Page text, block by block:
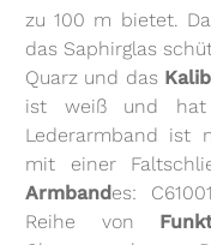
zu 100 m bietet.
das Saphirglas
Quarz und das
ist weiß und hat
Lederarmband ist
mit einer
Armbandes:
Reihe von